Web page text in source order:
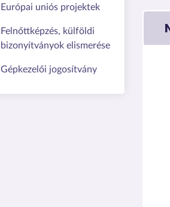
Európai uniós projektek
Felnőttképzés, külföldi
bizonyítványok elismerése
Gépkezelői jogosítvány